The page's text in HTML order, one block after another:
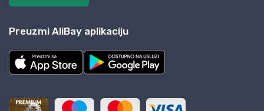
Preuzmi AliBay aplikaciju